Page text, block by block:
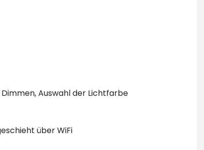
Auswahl der Lichtfarbe
über WiFi